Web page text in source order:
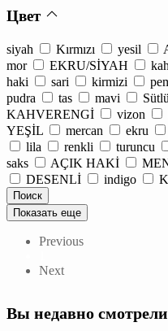
Цвет
siyah Kırmızı yesil
mor
EKRU/SİYAH
haki
sari kirmizi
pudra
tas mavi
KAHVERENGİ
vizon
YEŞİL
mercan ekru
lila
renkli turuncu
saks
AÇIK HAKİ
DESENLİ
indigo
Показать еще
Previous
Next
Вы недавно смотрели